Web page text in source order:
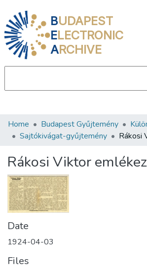
BUDAPEST
ELECTRONIC
ARCHIVE
Communities & Collections
Statistics
About us
Home Budapest Gyűjtemény
Sajtókivágat-gyűjtemény
Rákosi
Rákosi Viktor
Date
1924-04-03
Files